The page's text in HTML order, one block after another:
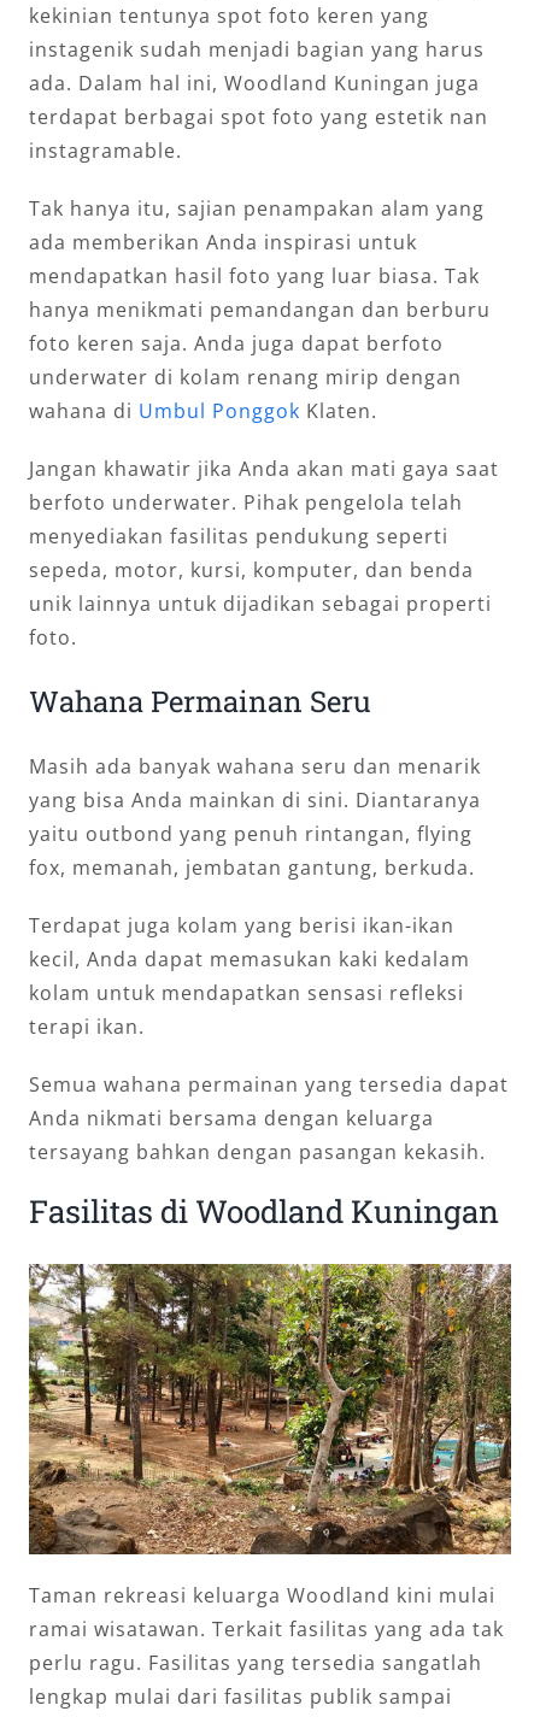
kekinian tentunya spot foto keren yang
instagenik sudah menjadi bagian yang harus
ada. Dalam hal ini, Woodland Kuningan juga
terdapat berbagai spot foto yang estetik nan
instagramable.
Tak hanya itu, sajian penampakan alam yang
ada memberikan Anda inspirasi untuk
mendapatkan hasil foto yang luar biasa. Tak
hanya menikmati pemandangan dan berburu
foto keren saja. Anda juga dapat berfoto
underwater di kolam renang mirip dengan
wahana di Umbul Ponggok Klaten.
Jangan khawatir jika Anda akan mati gaya saat
berfoto underwater. Pihak pengelola telah
menyediakan fasilitas pendukung seperti
sepeda, motor, kursi, komputer, dan benda
unik lainnya untuk dijadikan sebagai properti
foto.
Wahana Permainan Seru
Masih ada banyak wahana seru dan menarik
yang bisa Anda mainkan di sini. Diantaranya
yaitu outbond yang penuh rintangan, flying
fox, memanah, jembatan gantung, berkuda.
Terdapat juga kolam yang berisi ikan-ikan
kecil, Anda dapat memasukan kaki kedalam
kolam untuk mendapatkan sensasi refleksi
terapi ikan.
Semua wahana permainan yang tersedia dapat
Anda nikmati bersama dengan keluarga
tersayang bahkan dengan pasangan kekasih.
Fasilitas di Woodland Kuningan
Taman rekreasi keluarga Woodland kini mulai
ramai wisatawan. Terkait fasilitas yang ada tak
perlu ragu. Fasilitas yang tersedia sangatlah
lengkap mulai dari fasilitas publik sampai